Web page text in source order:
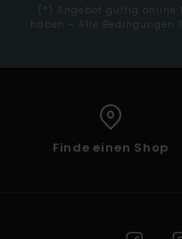
(*) Angebot gültig
haben - Alle Bedingungen
Finde einen Shop